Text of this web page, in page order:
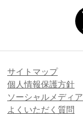
サイトマップ
個人情報保護方針
ソーシャルメディ
よくいただく質問